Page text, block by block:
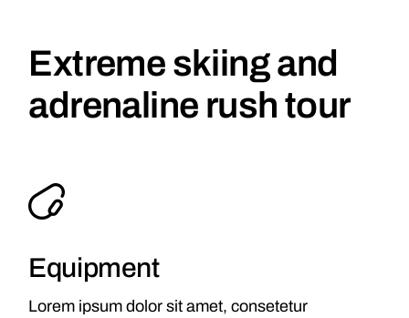
Extreme skiing and
adrenaline rush tour
Equipment
Lorem ipsum dolor sit amet, consetetur